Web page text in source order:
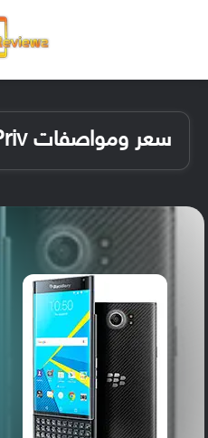
سعر ومواصفات Blackberry Priv